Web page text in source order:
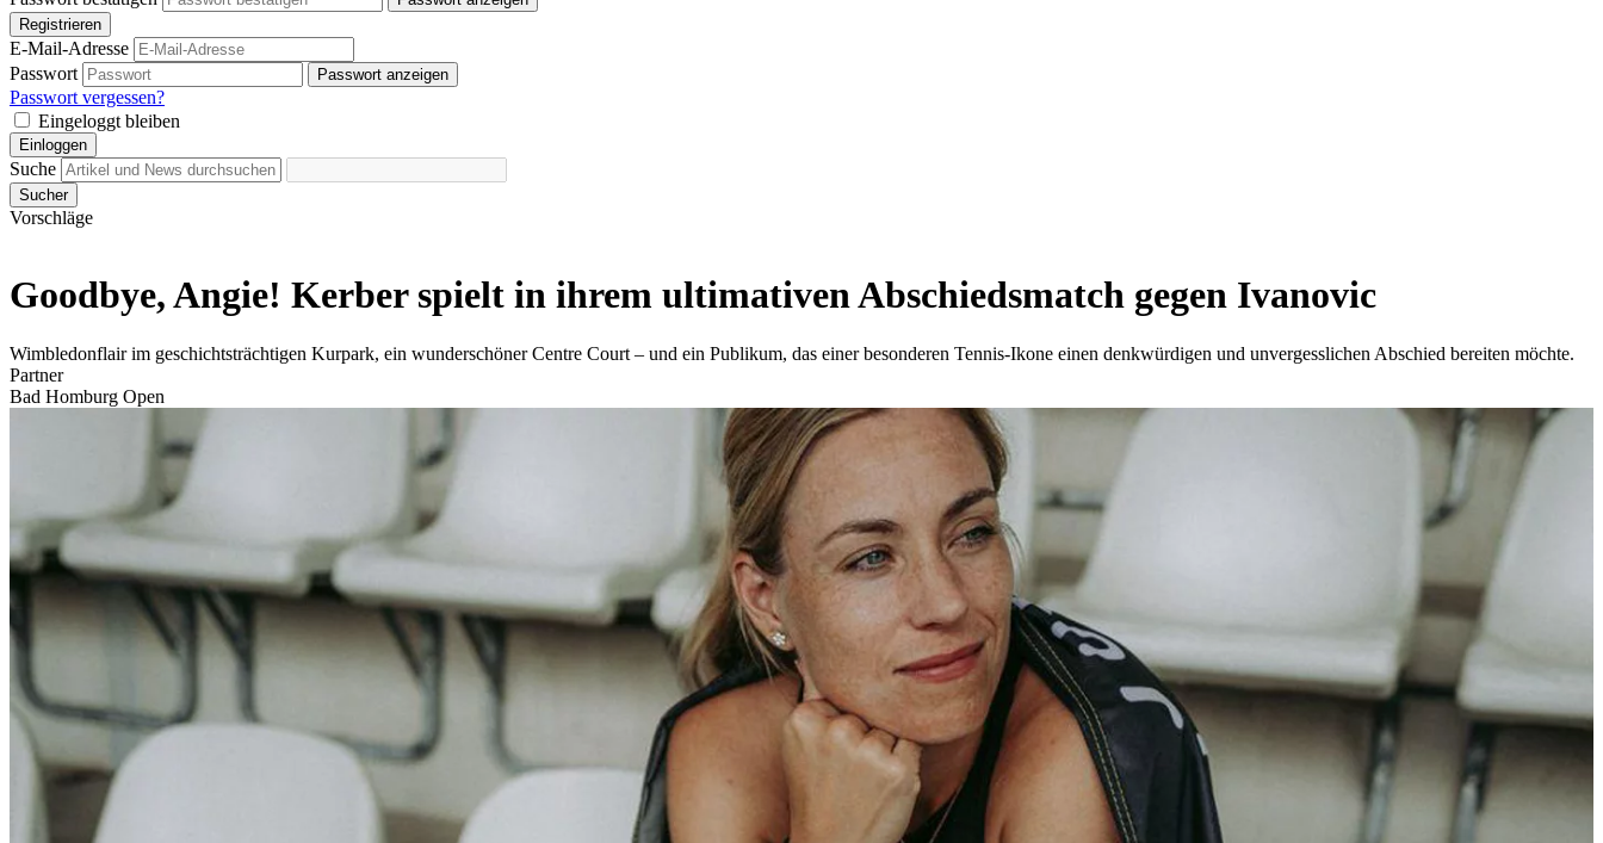
Registrieren
E-Mail-Adresse
Passwort
Passwort anzeigen
Passwort vergessen?
Eingeloggt bleiben
Einloggen
Suche
Sucher
Vorschläge
Goodbye, Angie! Kerber spielt in ihrem ultimativen Abschiedsmatch gegen Ivanovic
Wimbledonflair im geschichtsträchtigen Kurpark, ein wunderschöner Centre Court – und ein Publikum, das einer besonderen Tennis-Ikone einen denkwürdigen und unvergesslichen Abschied bereiten möchte.
Partner
Bad Homburg Open